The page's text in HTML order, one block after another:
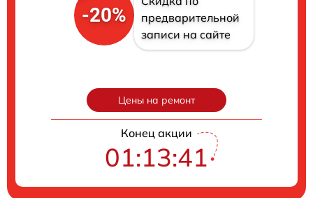
-20%
предварительной
записи на сайте
Цены на ремонт
Конец акции
01:13:40